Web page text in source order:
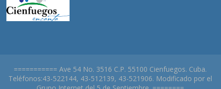
=========== Ave 54 No. 3516 C.P. 55100 Cienfuegos. Cuba.
Teléfonos:43-522144, 43-512139, 43-521906. Modificado por el